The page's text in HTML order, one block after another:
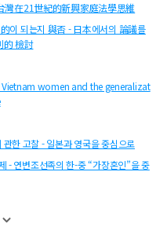
灣在21世紀的新興家庭法學思維
이 되는지 與否 - 日本에서의 論議를
的 檢討
women and the generalizat
한 고찰 - 일본과 영국을 중심으로
- 연변조선족의 한-중 “가장혼인”을 중